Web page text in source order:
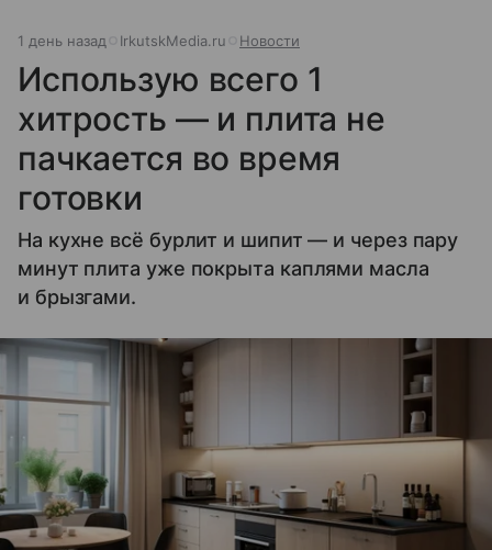
1 день назад IrkutskMedia.ru Новости
Использую всего 1
хитрость — и плита не
пачкается во время
готовки
На кухне всё бурлит и шипит — и через пару
минут плита уже покрыта каплями масла
и брызгами.